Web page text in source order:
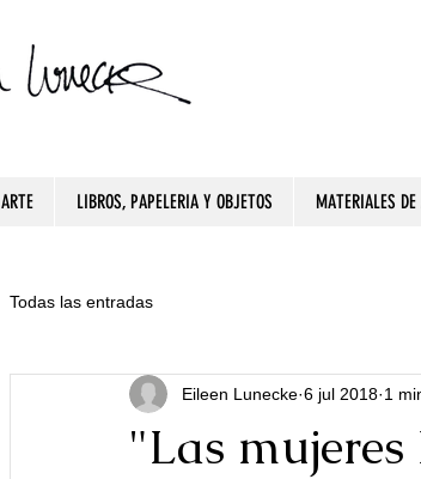
ARTE LIBROS, PAPELERIA Y OBJETOS MATERIALES DE
Todas las entradas
"Las
Eileen Lunecke 6 jul 2018 1